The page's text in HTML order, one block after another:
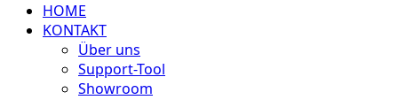
HOME
KONTAKT
Über uns
Support-Tool
Showroom